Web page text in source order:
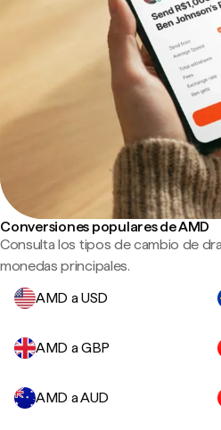
Conversiones populares de AMD
Consulta los tipos de cambio de
monedas principales.
AMD a USD
AMD a GBP
AMD a AUD